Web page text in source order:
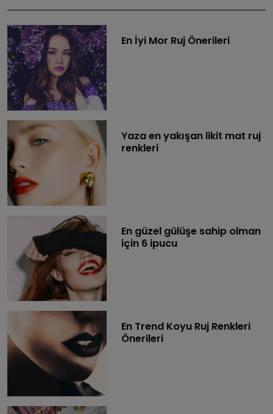
En İyi Mor Ruj Önerileri
Yaza en yakışan likit mat ruj
renkleri
En güzel gülüşe sahip olman
için 6 ipucu
En Trend Koyu Ruj Renkleri
Önerileri